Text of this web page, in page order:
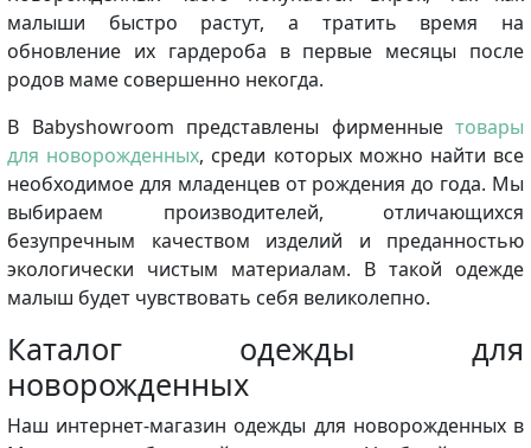
малыши быстро растут, а тратить время на
обновление их гардероба в первые месяцы после
родов маме совершенно некогда.
В Babyshowroom представлены фирменные товары
для новорожденных, среди которых можно найти все
необходимое для младенцев от рождения до года. Мы
выбираем производителей, отличающихся
безупречным качеством изделий и преданностью
экологически чистым материалам. В такой одежде
малыш будет чувствовать себя великолепно.
Каталог одежды для
новорожденных
Наш интернет-магазин одежды для новорожденных в